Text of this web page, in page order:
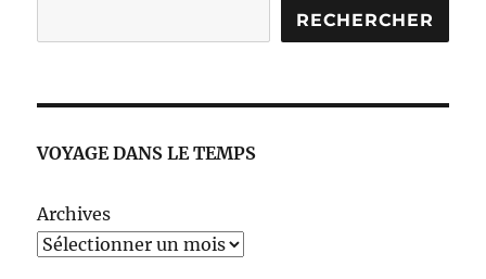
RECHERCHER
VOYAGE DANS LE TEMPS
Archives